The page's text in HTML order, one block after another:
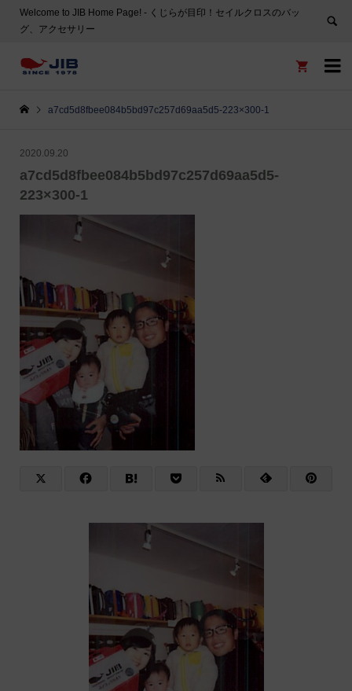
Welcome to JIB Home Page! ‐ くじらが目印！セイルクロスのバッ
グ、アクセサリー


a7cd5d8fbee084b5bd97c257d69aa5d5-223×300-1
2020.09.20
a7cd5d8fbee084b5bd97c257d69aa5d5-
223×300-1